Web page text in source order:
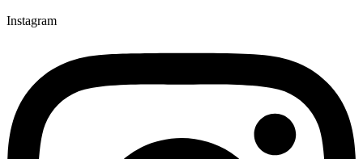
Instagram